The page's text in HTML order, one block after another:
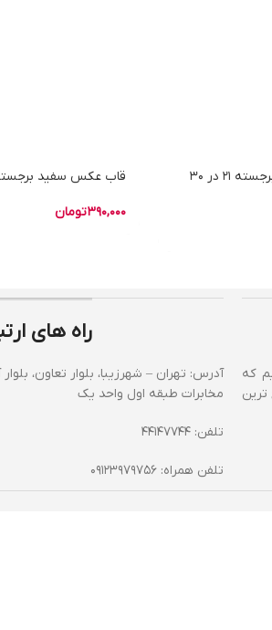
قاب عکس سفید برجسته 21 در 30
قاب عکس سفید برجسته
390,000تومان
که
ترین
راه های
آدرس: تهران – شهرزیبا، بلوار تعاون،
مخابرات طبقه اول واحد یک
تلفن: 44147744
تلفن همراه: 09123979756